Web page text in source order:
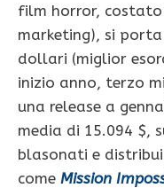
film horror,
marketing), si
dollari (miglior
inizio anno, terzo
una release a
media di 15.094 $,
blasonati e
come Mission